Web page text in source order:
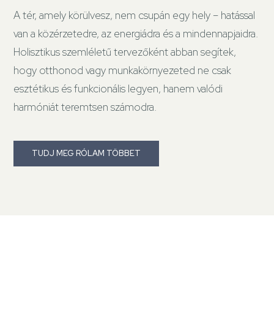
A tér, amely körülvesz, nem csupán egy hely – hatással
van a közérzetedre, az energiádra és a mindennapjaidra.
Holisztikus szemléletű tervezőként abban segítek,
hogy otthonod vagy munkakörnyezeted ne csak
esztétikus és funkcionális legyen, hanem valódi
harmóniát teremtsen számodra.
TUDJ MEG RÓLAM TÖBBET